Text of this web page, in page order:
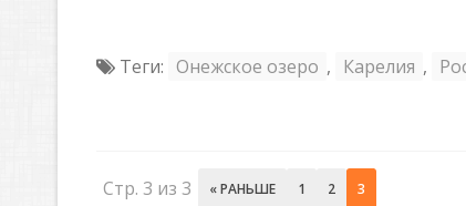
Теги: Онежское озеро , Карелия ,
Стр. 3 из 3 « РАНЬШЕ 1 2 3